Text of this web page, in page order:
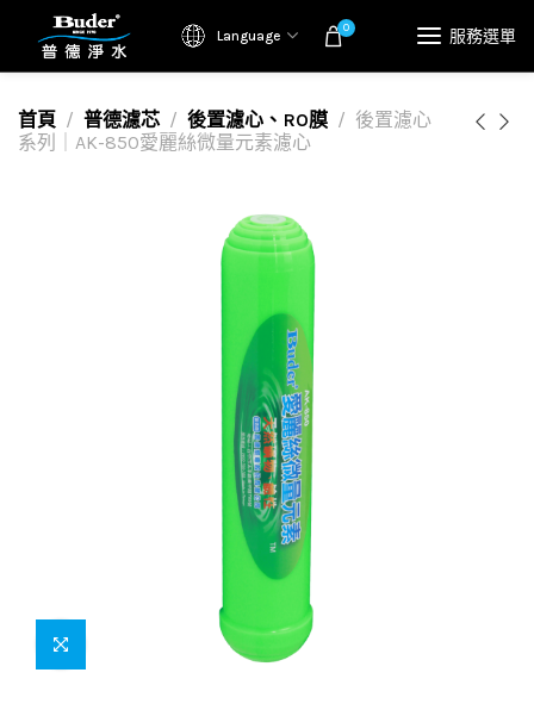
Language 0 服務選單
首頁 普德濾芯 後置濾心、RO膜
後置濾心
系列｜AK-850愛麗絲微量元素濾心